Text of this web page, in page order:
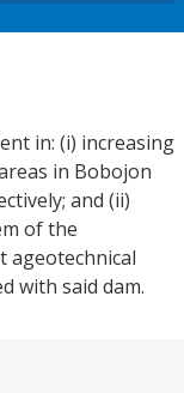
in: (i) increasing
in Bobojon
and (ii)
of the
ageotechnical
with said dam.